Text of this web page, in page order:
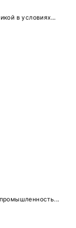
в условиях...